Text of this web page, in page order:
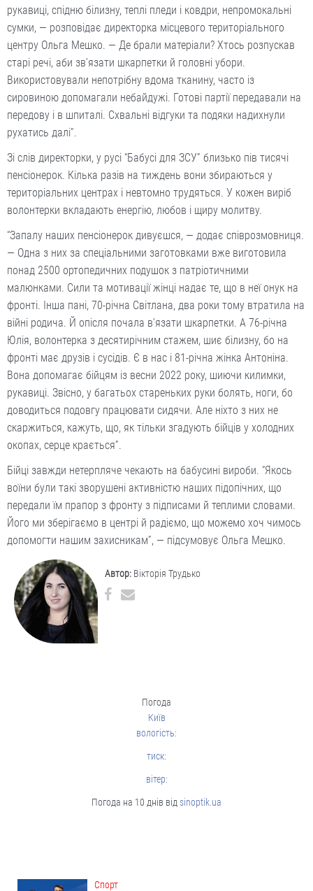
рукавиці, спідню білизну, теплі пледи і ковдри, непромокальні
сумки, — розповідає директорка місцевого територіального
центру Ольга Мешко. — Де брали матеріали? Хтось розпускав
старі речі, аби зв’язати шкарпетки й головні убори.
Використовували непотрібну вдома тканину, часто із
сировиною допомагали небайдужі. Готові партії передавали на
передову і в шпиталі. Схвальні відгуки та подяки надихнули
рухатись далі”.
Зі слів директорки, у русі “Бабусі для ЗСУ” близько пів тисячі
пенсіонерок. Кілька разів на тиждень вони збираються у
територіальних центрах і невтомно трудяться. У кожен виріб
волонтерки вкладають енергію, любов і щиру молитву.
“Запалу наших пенсіонерок дивуєшся, — додає співрозмовниця.
— Одна з них за спеціальними заготовками вже виготовила
понад 2500 ортопедичних подушок з патріотичними
малюнками. Сили та мотивації жінці надає те, що в неї онук на
фронті. Інша пані, 70-річна Світлана, два роки тому втратила на
війні родича. Й опісля почала в’язати шкарпетки. А 76-річна
Юлія, волонтерка з десятирічним стажем, шиє білизну, бо на
фронті має друзів і сусідів. Є в нас і 81-річна жінка Антоніна.
Вона допомагає бійцям із весни 2022 року, шиючи килимки,
рукавиці. Звісно, у багатьох стареньких руки болять, ноги, бо
доводиться подовгу працювати сидячи. Але ніхто з них не
скаржиться, кажуть, що, як тільки згадують бійців у холодних
окопах, серце крається”.
Бійці завжди нетерпляче чекають на бабусині вироби. “Якось
воїни були такі зворушені активністю наших підопічних, що
передали їм прапор з фронту з підписами й теплими словами.
Його ми зберігаємо в центрі й радіємо, що можемо хоч чимось
допомогти нашим захисникам”, — підсумовує Ольга Мешко.
Автор: Вікторія Трудько
Погода
Київ
вологість:
тиск:
вітер:
Погода на 10 днів від sinoptik.ua
Cпорт